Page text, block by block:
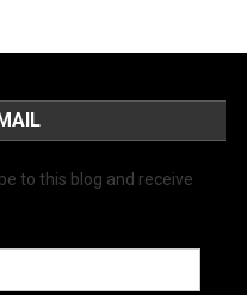
to this blog and receive